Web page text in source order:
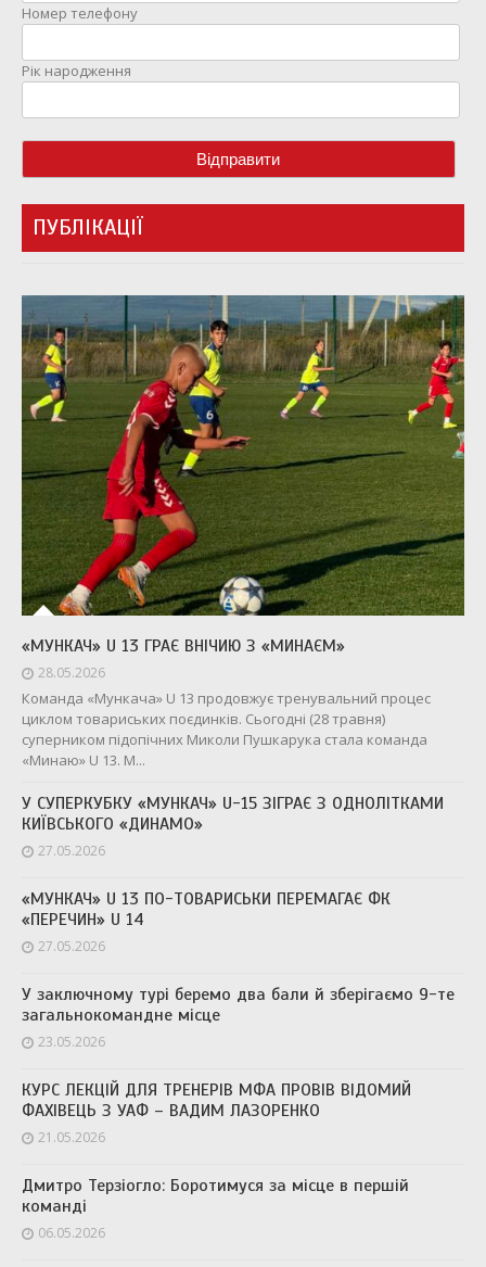
Номер телефону
Рік народження
ПУБЛІКАЦІЇ
«МУНКАЧ» U 13 ГРАЄ ВНІЧИЮ З «МИНАЄМ»
28.05.2026
Команда «Мункача» U 13 продовжує тренувальний процес
циклом товариських поєдинків. Сьогодні (28 травня)
суперником підопічних Миколи Пушкарука стала команда
«Минаю» U 13. М...
У СУПЕРКУБКУ «МУНКАЧ» U-15 ЗІГРАЄ З ОДНОЛІТКАМИ
КИЇВСЬКОГО «ДИНАМО»
27.05.2026
«МУНКАЧ» U 13 ПО-ТОВАРИСЬКИ ПЕРЕМАГАЄ ФК
«ПЕРЕЧИН» U 14
27.05.2026
У заключному турі беремо два бали й зберігаємо 9-те
загальнокомандне місце
23.05.2026
КУРС ЛЕКЦІЙ ДЛЯ ТРЕНЕРІВ МФА ПРОВІВ ВІДОМИЙ
ФАХІВЕЦЬ З УАФ – ВАДИМ ЛАЗОРЕНКО
21.05.2026
Дмитро Терзіогло: Боротимуся за місце в першій
команді
06.05.2026